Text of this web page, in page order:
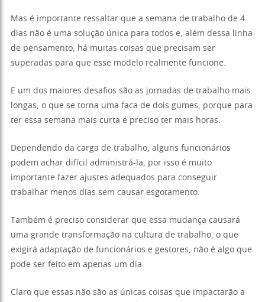
Mas é importante ressaltar que a semana de trabalho de 4
dias não é uma solução única para todos e, além dessa linha
de pensamento, há muitas coisas que precisam ser
superadas para que esse modelo realmente funcione.
E um dos maiores desafios são as jornadas de trabalho mais
longas, o que se torna uma faca de dois gumes, porque para
ter essa semana mais curta é preciso ter mais horas.
Dependendo da carga de trabalho, alguns funcionários
podem achar difícil administrá-la, por isso é muito
importante fazer ajustes adequados para conseguir
trabalhar menos dias sem causar esgotamento.
Também é preciso considerar que essa mudança causará
uma grande transformação na cultura de trabalho, o que
exigirá adaptação de funcionários e gestores, não é algo que
pode ser feito em apenas um dia.
Claro que essas não são as únicas coisas que impactarão a